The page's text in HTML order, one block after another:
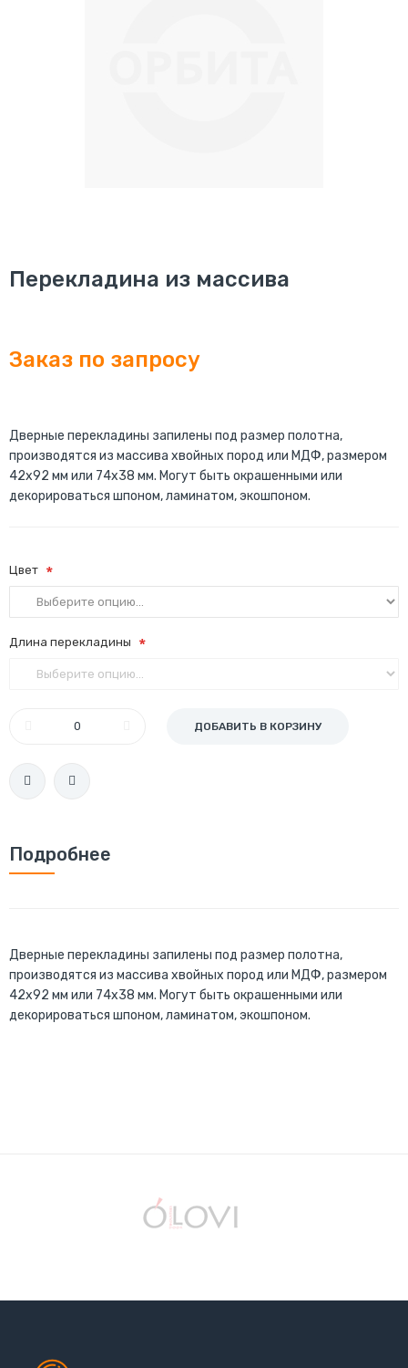
Перейти
кПерекладина из массива
Заказ по запросу
Дверные перекладины запилены под размер полотна,
производятся из массива хвойных пород или МДФ, размером
42х92 мм или 74х38 мм. Могут быть окрашенными или
декорироваться шпоном, ламинатом, экошпоном.
Цвет
Длина перекладины
ДОБАВИТЬ В КОРЗИНУ
Подробнее
Дверные перекладины запилены под размер полотна,
производятся из массива хвойных пород или МДФ, размером
42х92 мм или 74х38 мм. Могут быть окрашенными или
декорироваться шпоном, ламинатом, экошпоном.